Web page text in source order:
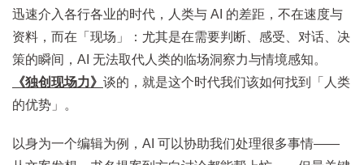
迅速介入各行各业的时代，人类与 AI 的差距，不在速度与
资料，而在「现场」：尤其是在需要判断、感受、对话、决
策的瞬间，AI 无法取代人类的临场洞察力与情境感知。
《独创现场力》 谈的，就是这个时代我们该如何找到「人类
的优势」。
以身为一个编辑为例，AI 可以协助我们处理很多事情——